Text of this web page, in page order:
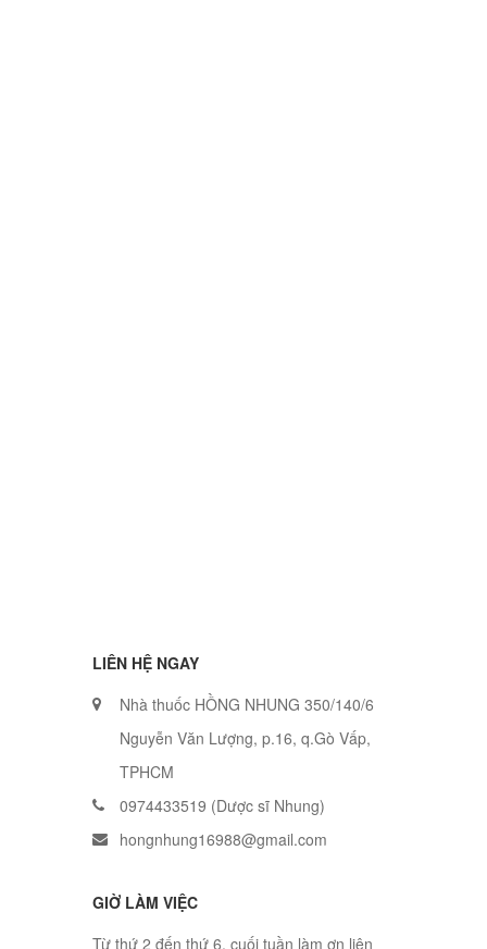
LIÊN HỆ NGAY
Nhà thuốc HỒNG NHUNG 350/140/6
Nguyễn Văn Lượng, p.16, q.Gò Vấp,
TPHCM
0974433519 (Dược sĩ Nhung)
hongnhung16988@gmail.com
GIỜ LÀM VIỆC
Từ thứ 2 đến thứ 6, cuối tuần làm ơn liên